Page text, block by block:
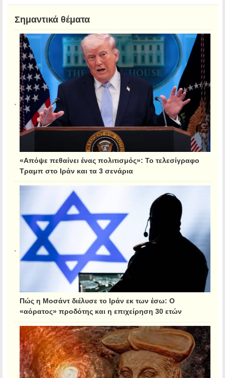
Σημαντικά θέματα
«Απόψε πεθαίνει ένας πολιτισμός»: Το τελεσίγραφο
Τραμπ στο Ιράν και τα 3 σενάρια
Πώς η Μοσάντ διέλυσε το Ιράν εκ των έσω: Ο
«αόρατος» προδότης και η επιχείρηση 30 ετών